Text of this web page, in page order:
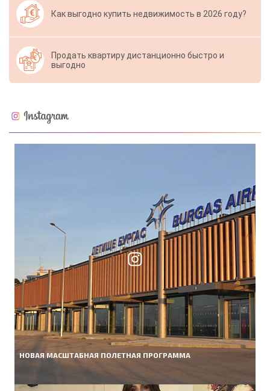
Как выгодно купить недвижимость в 2026 году?
Продать квартиру дистанционно быстро и
выгодно
НОВАЯ МАСШТАБНАЯ ПОЛЕТНАЯ ПРОГРАММА